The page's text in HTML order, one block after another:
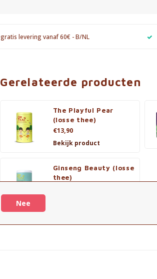
gratis levering vanaf 60€ - B/NL
Gerelateerde producten
The Playful Pear
(losse thee)
€13,90
Bekijk product
Ginseng Beauty (losse
thee)
Nee